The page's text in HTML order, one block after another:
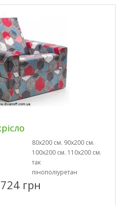
80х200 см. 90х200 см.
100х200 см. 110х200 см.
так
пінополіуретан
грн